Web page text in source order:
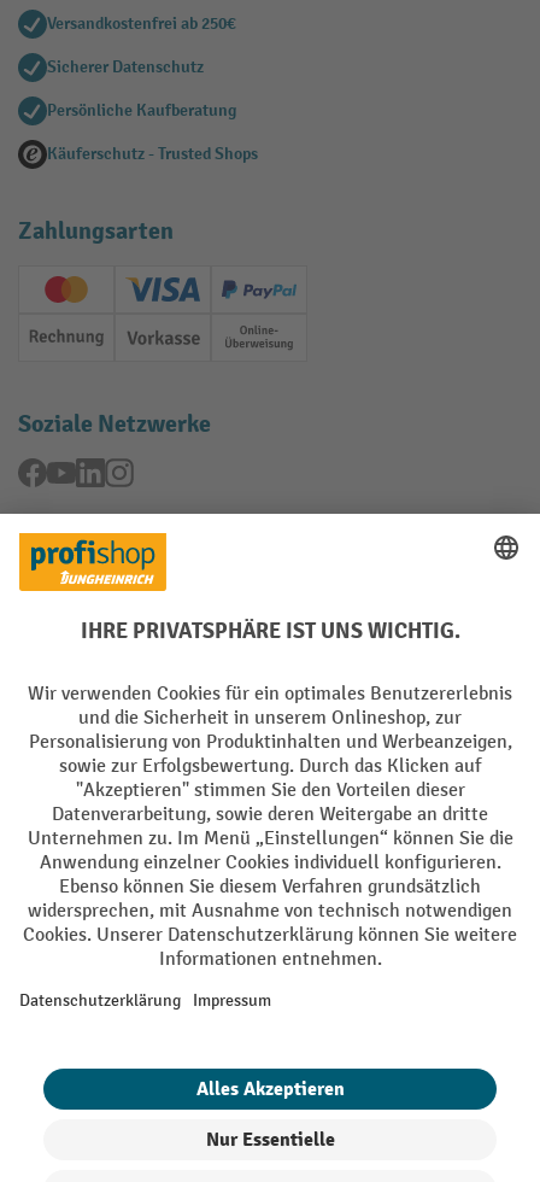
Versandkostenfrei ab 250€
Sicherer Datenschutz
Persönliche Kaufberatung
Käuferschutz - Trusted Shops
Zahlungsarten
Creditcard (Master)Creditcard (Visa)
PayPal
Rechnung Vorkasse Online-Überweisung
Soziale Netzwerke
Facebook
YouTubeLinkedInInstagram
Rücknahme-Services
Batterie Rückname
AGB Impressum Datenschutz
Barrierefreiheit Grounding Page Privacy Settings
Alle Preise exkl. gesetzl. Mehrwertsteuer zzgl.Versandkosten und ggf.
Nachnahmegebühren, wenn nicht anders angegeben.
¹ Der Rabatt gilt so lange der Vorrat reicht. Der Rabatt gilt nicht auf
Erstregistrierung für den Newsletter gewährt. Der Gutschein ist 10
Tage gültig und kann ab einem Netto-Bestellwert von 250,- € online
eingelöst werden. Die Höhe des Rabatts variiert je nach